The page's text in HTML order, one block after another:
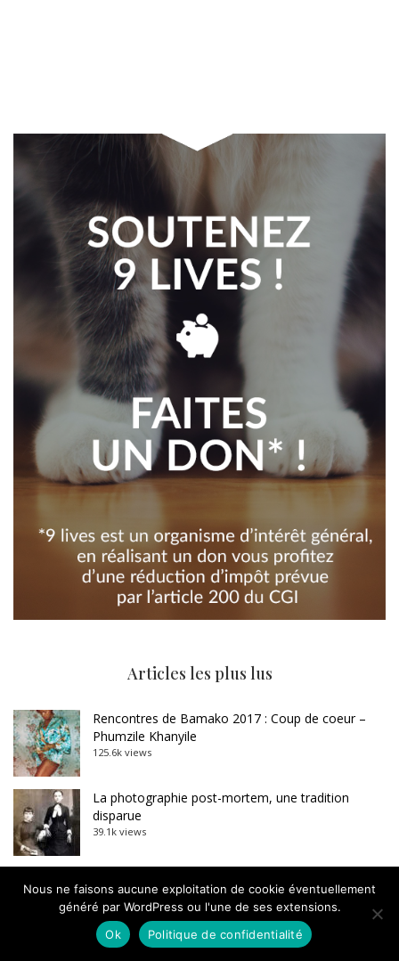
Articles les plus lus
Rencontres de Bamako 2017 : Coup de coeur –
Phumzile Khanyile
125.6k views
La photographie post-mortem, une tradition
disparue
39.1k views
Salgado, l’imposture
33.4k views
Nous ne faisons aucune exploitation de cookie éventuellement
généré par WordPress ou l'une de ses extensions.
Ok
Politique de confidentialité